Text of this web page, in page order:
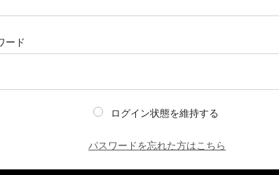
ード
ログイン状態を維持する
パスワードを忘れた方はこちら